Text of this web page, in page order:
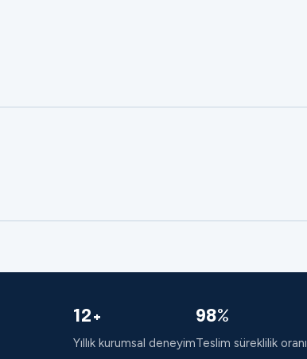
12+
Yıllık kurumsal deneyim
98%
Teslim süreklilik oranı